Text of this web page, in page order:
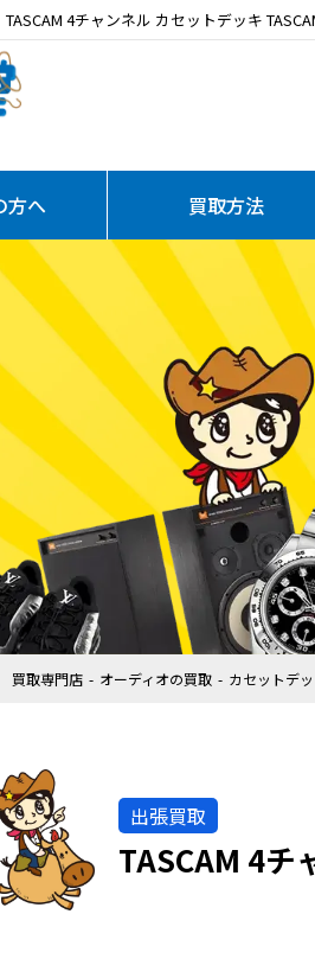
4チャンネル カセットデッキ
方へ 買取方法
買取専門店 オーディオの買取 カセットデ
出張買取
TASCAM 4チ